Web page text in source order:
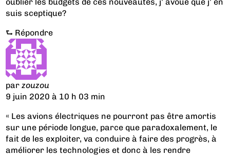
oublier les budgets de ces nouveautés, j’ avoue que j’ en
suis sceptique?
⮑ Répondre
parzouzou
9 juin 2020 à 10 h 03 min
« Les avions électriques ne pourront pas être amortis
sur une période longue, parce que paradoxalement, le
fait de les exploiter, va conduire à faire des progrès, à
améliorer les technologies et donc à les rendre